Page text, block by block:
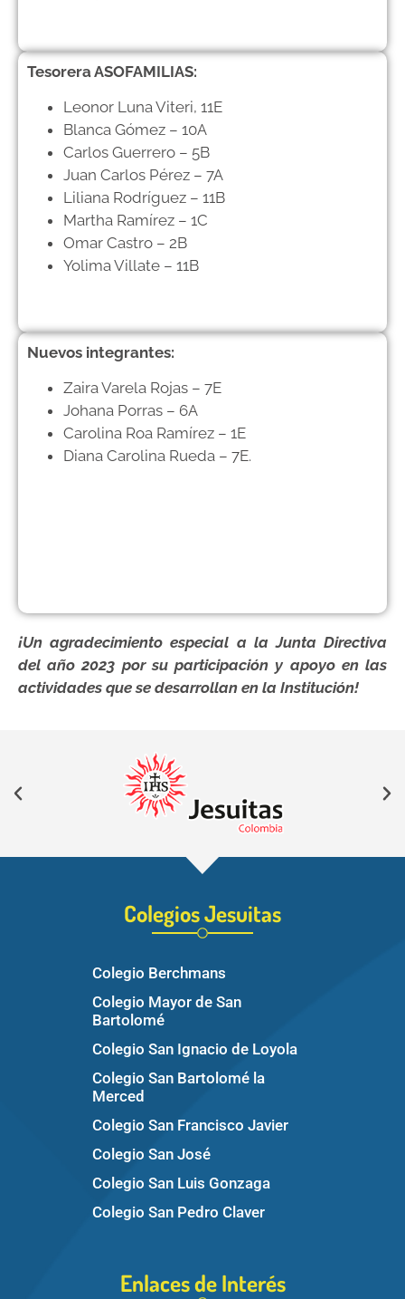
Tesorera ASOFAMILIAS:
Leonor Luna Viteri, 11E
Blanca Gómez – 10A
Carlos Guerrero – 5B
Juan Carlos Pérez – 7A
Liliana Rodríguez – 11B
Martha Ramírez – 1C
Omar Castro – 2B
Yolima Villate – 11B
Nuevos integrantes:
Zaira Varela Rojas – 7E
Johana Porras – 6A
Carolina Roa Ramírez – 1E
Diana Carolina Rueda – 7E.
¡Un agradecimiento especial a la Junta Directiva
del año 2023 por su participación y apoyo en las
actividades que se desarrollan en la Institución!
Colegios Jesuitas
Colegio Berchmans
Colegio Mayor de San
Bartolomé
Colegio San Ignacio de Loyola
Colegio San Bartolomé la
Merced
Colegio San Francisco Javier
Colegio San José
Colegio San Luis Gonzaga
Colegio San Pedro Claver
Enlaces de Interés